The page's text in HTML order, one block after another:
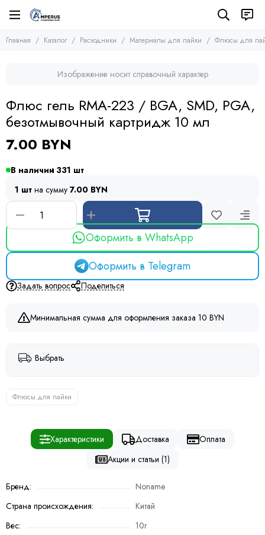
Расходники
Материалы для пайки
Материалы для пайки
Флюсы для пайки
Аэрозоли
Инструмент
Главная Каталог Расходники Материалы для пайки Флюсы для
Изображение носит справочный характер
Флюс гель RMA-223 / BGA, SMD, PGA,
безотмывочный картридж 10 мл
7.00 BYN
В наличии 331
1 шт на сумму 7.00 BYN
Оформить в WhatsApp
Оформить в Telegram
Задать вопрос Поделиться
Минимальная сумма для оформления заказа 10 BYN
Выбрать
Флюсы для пайки
Характеристики Доставка
Оплата
Акции и статьи (1)
Бренд:
Noname
Страна происхождения:
Китай
Вес:
10г